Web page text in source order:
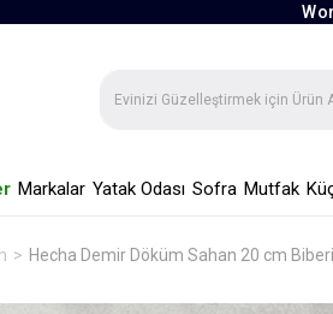
Markalar Yatak Odası Sofra Mutfak
Hecha Demir Döküm Sahan 20 cm